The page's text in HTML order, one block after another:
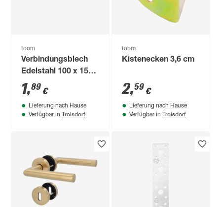
toom
Verbindungsblech
Edelstahl 100 x 15
mm
1,89 €
Lieferung nach Hause
Verfügbar in Troisdorf
toom
Kistenecken 3,6 cm
2,59 €
Lieferung nach Hause
Verfügbar in Troisdorf